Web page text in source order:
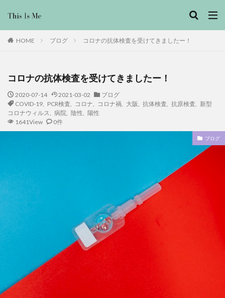
HOME ブログ コロナの抗体検査を受けてきましたー！
コロナの抗体検査を受けてきましたー！
2020-07-14 2021-03-02
ブログ
COVID-19, PCR検査 コロナ コロナ禍, 大阪 抗体検査 抗原検査
新型
コロナウィルス
病院 陰性
陽性
1641View
0件
ブログ